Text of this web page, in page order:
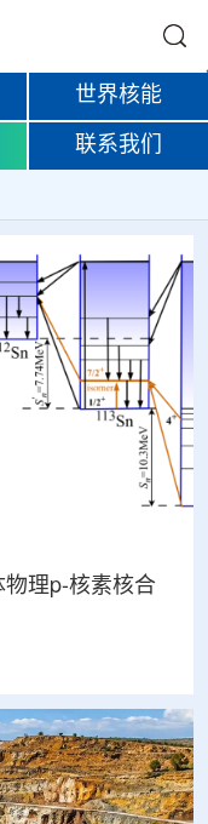
世界核能
联系我们
理p-核素核合